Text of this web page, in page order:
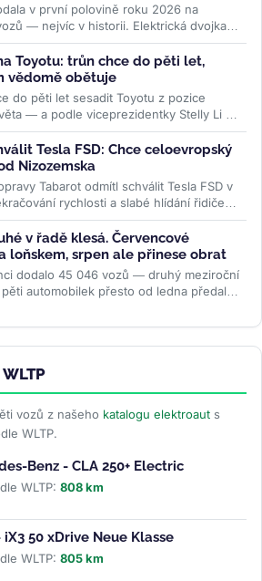
v první polovině roku 2026 na
— nejvíc v historii. Elektrická dvojka
Toyotu: trůn chce do pěti let,
vědomě obětuje
do pěti let sesadit Toyotu z pozice
— a podle viceprezidentky Stelly Li k
Tesla FSD: Chce celoevropský
Nizozemska
Tabarot odmítl schválit Tesla FSD v
rychlosti a slabé hlídání řidiče
v řadě klesá. Červencové
loňskem, srpen ale přinese obrat
dodalo 45 046 vozů — druhý meziroční
automobilek přesto od ledna předala
vozů z našeho katalogu elektroaut s
WLTP.
Benz - CLA 250+ Electric
WLTP: 808 km
iX3 50 xDrive Neue Klasse
WLTP: 805 km